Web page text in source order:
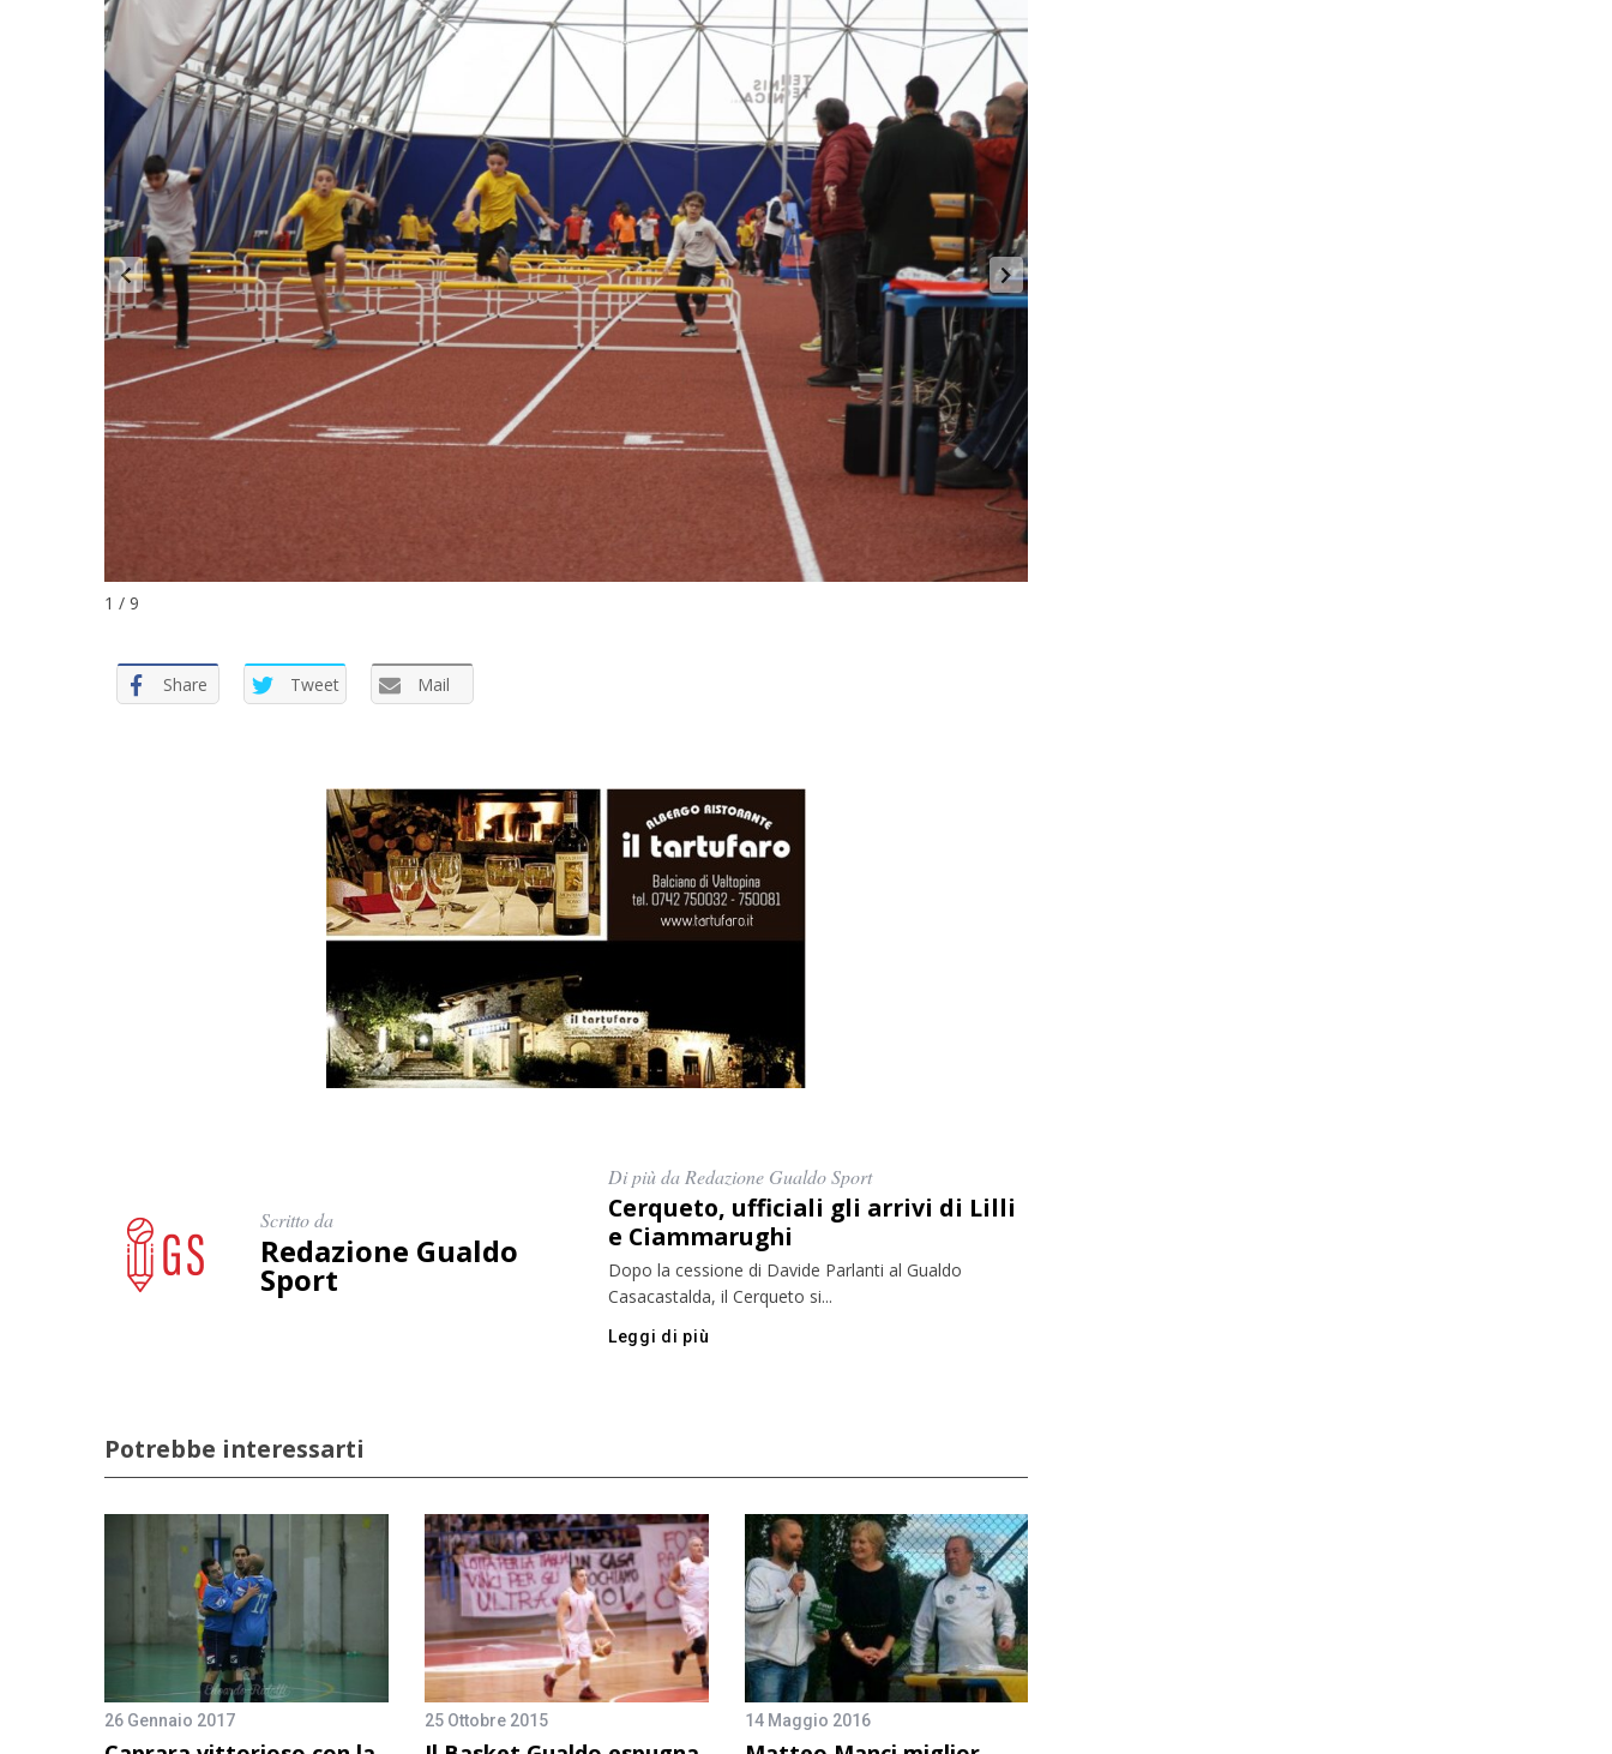
1 / 9
Share Tweet Mail
Scritto da
Redazione Gualdo
Sport
Di più da Redazione Gualdo Sport
Cerqueto, ufficiali gli arrivi di Lilli
e Ciammarughi
Dopo la cessione di Davide Parlanti al Gualdo
Casacastalda, il Cerqueto si...
Leggi di più
Potrebbe interessarti
26 Gennaio 2017 25 Ottobre 2015 14 Maggio 2016